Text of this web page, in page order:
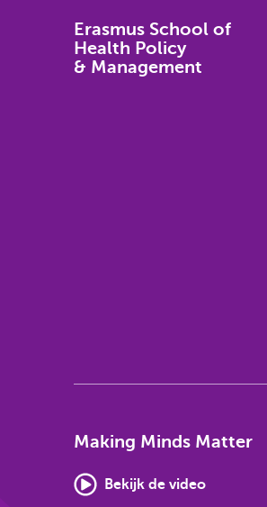
Erasmus School of
Health Policy
& Management
Making Minds Matter
Bekijk de video